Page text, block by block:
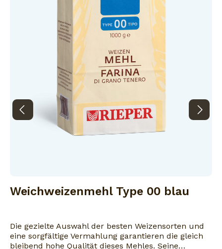
Weichweizenmehl Type 00 blau
Die gezielte Auswahl der besten Weizensorten und
eine sorgfältige Vermahlung garantieren die gleich
bleibend hohe Qualität dieses Mehles. Seine